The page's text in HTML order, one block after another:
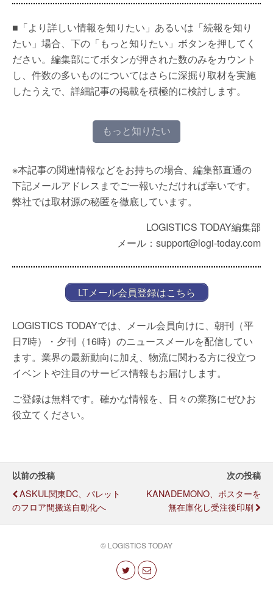
■「より詳しい情報を知りたい」あるいは「続報を知り
たい」場合、下の「もっと知りたい」ボタンを押してく
ださい。編集部にてボタンが押された数のみをカウント
し、件数の多いものについてはさらに深掘り取材を実施
したうえで、詳細記事の掲載を積極的に検討します。
もっと知りたい
※本記事の関連情報などをお持ちの場合、編集部直通の
下記メールアドレスまでご一報いただければ幸いです。
弊社では取材源の秘匿を徹底しています。
LOGISTICS TODAY編集部
メール：support@logi-today.com
LTメール会員登録はこちら
LOGISTICS TODAYでは、メール会員向けに、朝刊（平
日7時）・夕刊（16時）のニュースメールを配信してい
ます。業界の最新動向に加え、物流に関わる方に役立つ
イベントや注目のサービス情報もお届けします。
ご登録は無料です。確かな情報を、日々の業務にぜひお
役立てください。
以前の投稿
ASKUL関東DC、パレット
のフロア間搬送自動化へ
次の投稿
KANADEMONO、ポスターを
無在庫化し受注後印刷
© LOGISTICS TODAY